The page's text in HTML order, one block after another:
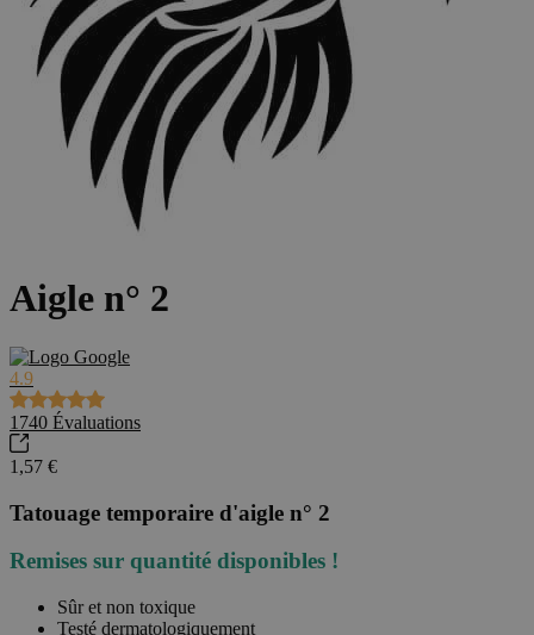
Aigle n° 2
4.9
1740 Évaluations
1,57 €
Tatouage temporaire d'aigle n° 2
Remises sur quantité disponibles !
Sûr et non toxique
Testé dermatologiquement